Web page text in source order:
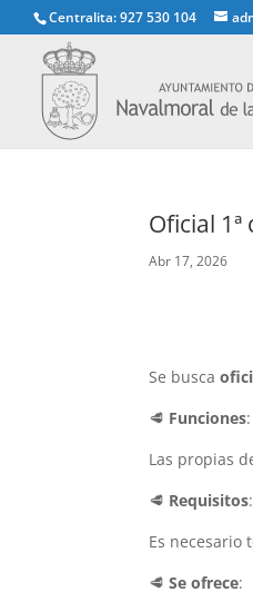
Centralita: 927 530 104
Oficial
Abr 17, 2026
Se busca
🥩 Funciones:
Las propias
🥩 Requisitos:
Es necesario
🥩Se ofrece: